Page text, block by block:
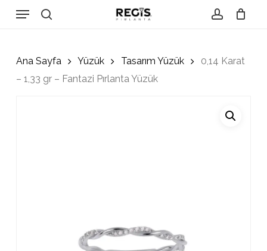
Menu
Ana Sayfa Yüzük Tasarım Yüzük
0,14 Karat
– 1,33 gr – Fantazi Pırlanta Yüzük